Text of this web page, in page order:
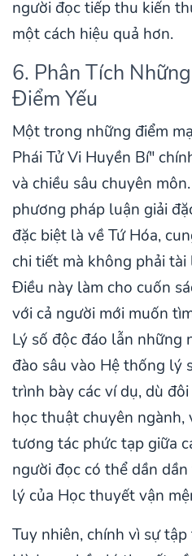
người đọc tiếp thu kiến
một cách hiệu quả hơn.
6. Phân Tích
Điểm Yếu
Một trong những điểm
Phái Tử Vi Huyền Bí"
và chiều sâu chuyên
phương pháp luận giải
đặc biệt là về Tứ Hóa,
chi tiết mà không phải
Điều này làm cho cuốn
với cả người mới muốn
Lý số độc đáo lẫn những
đào sâu vào Hệ thống lý
trình bày các ví dụ, dù
học thuật chuyên ngành,
tương tác phức tạp giữa
người đọc có thể dần
lý của Học thuyết vận
Tuy nhiên, chính vì sự